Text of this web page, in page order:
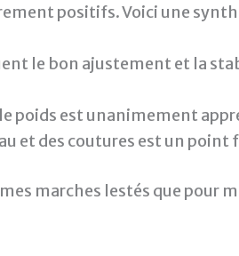
positifs. Voici une
le bon ajustement et la
poids est unanimement
et des coutures est un
marches lestés que pour